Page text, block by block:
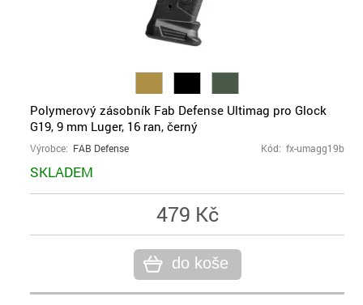
Polymerový zásobník Fab Defense Ultimag pro Glock
G19, 9 mm Luger, 16 ran, černý
Výrobce: FAB Defense Kód: fx-umagg19b
SKLADEM
479 Kč
do koše